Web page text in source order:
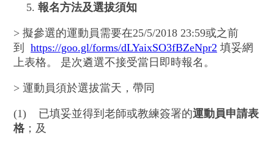
報名方法及選拔須知
> 擬參選的運動員需要在25/5/2018 23:59或之前
到
https://goo.gl/forms/dLYaixSO3fBZeNpr2 填妥網
上表格。 是次遴選不接受當日即時報名。
> 運動員須於選拔當天，帶同
(1) 已填妥並得到老師或教練簽署的運動員申請表
格；及